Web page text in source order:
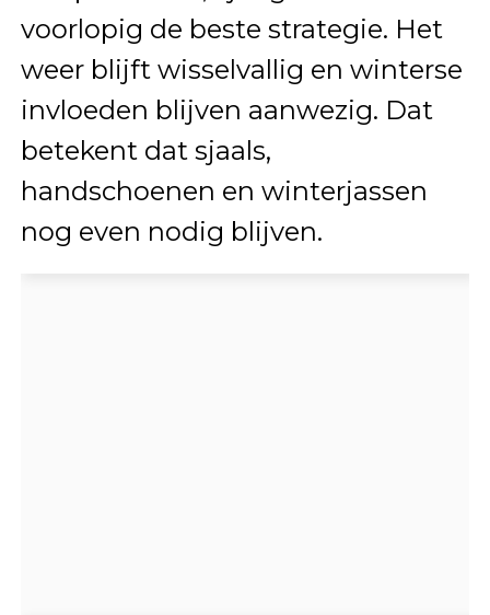
voorlopig de beste strategie. Het
weer blijft wisselvallig en winterse
invloeden blijven aanwezig. Dat
betekent dat sjaals,
handschoenen en winterjassen
nog even nodig blijven.